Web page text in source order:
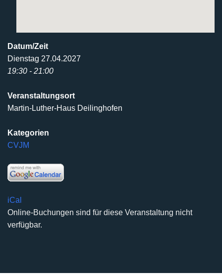
Datum/Zeit
Dienstag 27.04.2027
19:30 - 21:00
Veranstaltungsort
Martin-Luther-Haus Deilinghofen
Kategorien
CVJM
iCal
Online-Buchungen sind für diese Veranstaltung nicht
verfügbar.